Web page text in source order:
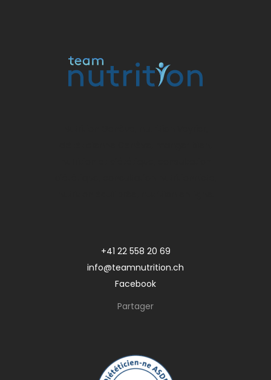
+41 22 558 20 69
info@teamnutrition.ch
Facebook
Partager